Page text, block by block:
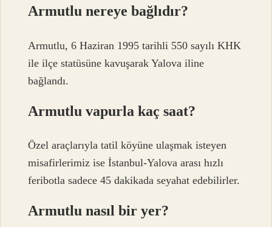
Armutlu nereye bağlıdır?
Armutlu, 6 Haziran 1995 tarihli 550 sayılı KHK
ile ilçe statüsüne kavuşarak Yalova iline
bağlandı.
Armutlu vapurla kaç saat?
Özel araçlarıyla tatil köyüne ulaşmak isteyen
misafirlerimiz ise İstanbul-Yalova arası hızlı
feribotla sadece 45 dakikada seyahat edebilirler.
Armutlu nasıl bir yer?